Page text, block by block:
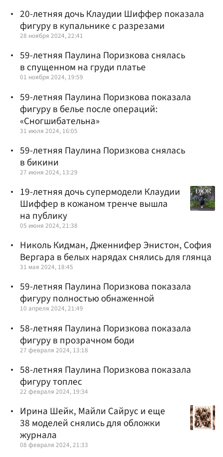
20-летняя дочь Клаудии Шиффер показала
фигуру в купальнике с разрезами
28 ноября 2024, 22:41
59-летняя Паулина Поризкова снялась
в спущенном на груди платье
01 ноября 2024, 19:59
59-летняя Паулина Поризкова показала
фигуру в белье после операций:
«Сногшибательна»
31 июля 2024, 16:05
59-летняя Паулина Поризкова снялась
в бикини
27 июня 2024, 13:29
19-летняя дочь супермодели Клаудии
Шиффер в кожаном тренче вышла
на публику
05 июня 2024, 21:38
Николь Кидман, Дженнифер Энистон, София
Вергара в белых нарядах снялись для глянца
31 мая 2024, 18:45
59-летняя Паулина Поризкова показала
фигуру полностью обнаженной
10 апреля 2024, 21:49
58-летняя Паулина Поризкова показала
фигуру в прозрачном боди
27 февраля 2024, 13:18
58-летняя Паулина Поризкова показала
фигуру топлес
22 февраля 2024, 19:34
Ирина Шейк, Майли Сайрус и еще
38 моделей снялись для обложки
журнала
08 февраля 2024, 21:33